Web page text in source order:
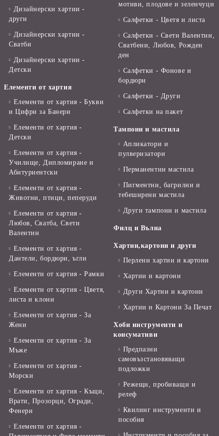
Дизайнерски хартии -
други
Дизайнерски хартии -
Сватби
Дизайнерски хартии -
Детски
Елементи от хартия
Елементи от хартия - Букви
и Цифри за Банери
Елементи от хартия -
Детски
Елементи от хартия -
Училище, Дипломиране и
Абитуриентски
Елементи от хартия -
Животни, птици, пеперуди
Елементи от хартия -
Любов, Сватба, Свети
Валентин
Елементи от хартия -
Дантели, бордюри, ъгли
Елементи от хартия - Рамки
Елементи от хартия - Цветя,
листа и клони
Елементи от хартия - За
Жени
Елементи от хартия - За
Мъже
Елементи от хартия -
Морски
Елементи от хартия - Къщи,
Врати, Прозорци, Огради,
Фенери
Елементи от хартия -
мотиви, плодове и зеленчуци
Салфетки - Цветя и листа
Салфетки - Свети Валентин,
Сватбени, Любов, Рожден
ден
Салфетки - Фонове и
бордюри
Салфетки - Други
Салфетки на пакет
Тампони и мастила
Апликатори и
пулверизатори
Перманентни мастила
Пигментни, багрилни и
тебеширени мастила
Други тампони и мастила
Филц и Вълна
Хартии,картони и други
Перлени хартии и картони
Хартии и картони
Други Хартии и картони
Хартии и Картони За Печат
Хоби инструменти и
консумативи
Предпазни
самовъзстановяващи
подложки
Режещи, пробиващи и
релеф
Квилинг инструменти и
пособия